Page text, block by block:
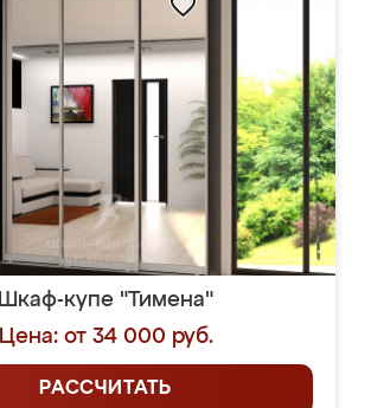
Шкаф-купе "Тимена"
Цена: от 34 000 руб.
РАССЧИТАТЬ